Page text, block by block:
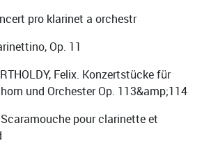
pro klarinet a orchestr
Op. 11
Felix. Konzertstücke für
und Orchester Op. 113&amp;114
pour clarinette et